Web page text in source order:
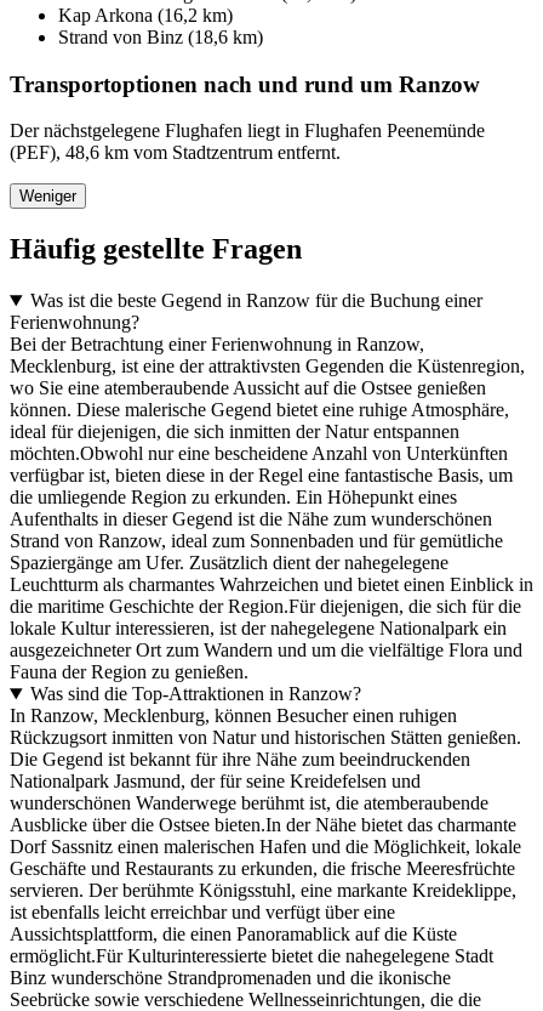
Kap Arkona (16,2 km)
Strand von Binz (18,6 km)
Transportoptionen nach und rund um Ranzow
Der nächstgelegene Flughafen liegt in Flughafen Peenemünde
(PEF), 48,6 km vom Stadtzentrum entfernt.
Weniger
Häufig gestellte Fragen
Was ist die beste Gegend in Ranzow für die Buchung einer
Ferienwohnung?
Bei der Betrachtung einer Ferienwohnung in Ranzow,
Mecklenburg, ist eine der attraktivsten Gegenden die Küstenregion,
wo Sie eine atemberaubende Aussicht auf die Ostsee genießen
können. Diese malerische Gegend bietet eine ruhige Atmosphäre,
ideal für diejenigen, die sich inmitten der Natur entspannen
möchten.Obwohl nur eine bescheidene Anzahl von Unterkünften
verfügbar ist, bieten diese in der Regel eine fantastische Basis, um
die umliegende Region zu erkunden. Ein Höhepunkt eines
Aufenthalts in dieser Gegend ist die Nähe zum wunderschönen
Strand von Ranzow, ideal zum Sonnenbaden und für gemütliche
Spaziergänge am Ufer. Zusätzlich dient der nahegelegene
Leuchtturm als charmantes Wahrzeichen und bietet einen Einblick in
die maritime Geschichte der Region.Für diejenigen, die sich für die
lokale Kultur interessieren, ist der nahegelegene Nationalpark ein
ausgezeichneter Ort zum Wandern und um die vielfältige Flora und
Fauna der Region zu genießen.
Was sind die Top-Attraktionen in Ranzow?
In Ranzow, Mecklenburg, können Besucher einen ruhigen
Rückzugsort inmitten von Natur und historischen Stätten genießen.
Die Gegend ist bekannt für ihre Nähe zum beeindruckenden
Nationalpark Jasmund, der für seine Kreidefelsen und
wunderschönen Wanderwege berühmt ist, die atemberaubende
Ausblicke über die Ostsee bieten.In der Nähe bietet das charmante
Dorf Sassnitz einen malerischen Hafen und die Möglichkeit, lokale
Geschäfte und Restaurants zu erkunden, die frische Meeresfrüchte
servieren. Der berühmte Königsstuhl, eine markante Kreideklippe,
ist ebenfalls leicht erreichbar und verfügt über eine
Aussichtsplattform, die einen Panoramablick auf die Küste
ermöglicht.Für Kulturinteressierte bietet die nahegelegene Stadt
Binz wunderschöne Strandpromenaden und die ikonische
Seebrücke sowie verschiedene Wellnesseinrichtungen, die die